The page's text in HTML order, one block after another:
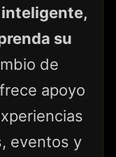
su
de
apoyo
eventos y